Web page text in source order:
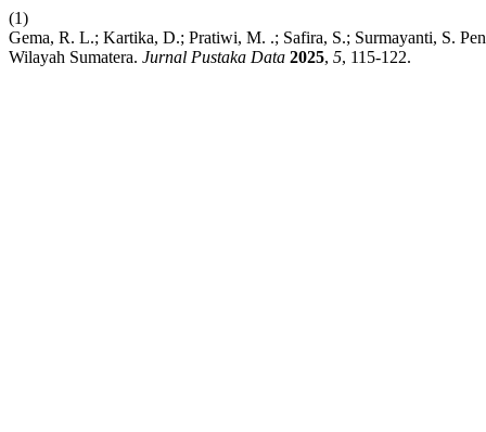
(1)
Gema, R. L.; Kartika, D.; Pratiwi, M. .; Safira, S.; Surmayanti, S.
Wilayah Sumatera. Jurnal Pustaka Data 2025, 5, 115-122.